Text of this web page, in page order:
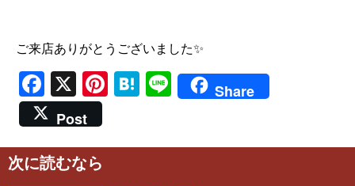
ご来店ありがとうございました✨
Facebook
X Pinterest
Hatena
LineShare
Post
次に読むなら